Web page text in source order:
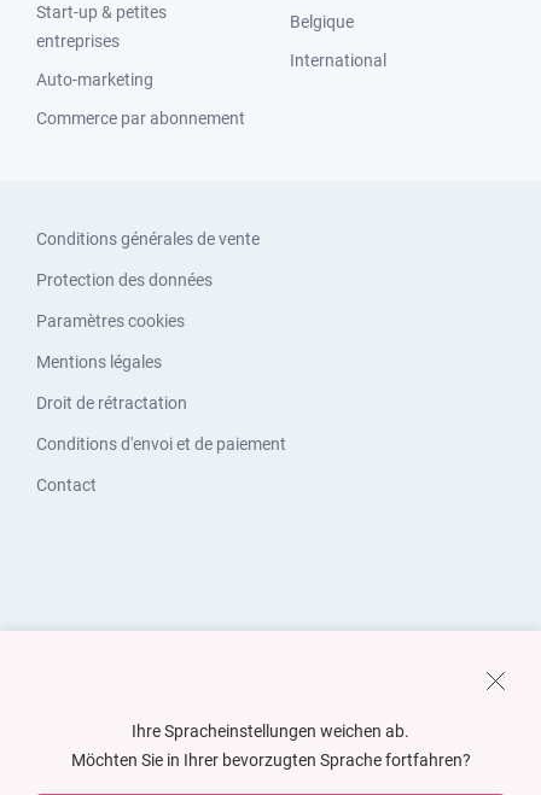
Start-up & petites
entreprises
Auto-marketing
Commerce par abonnement
Belgique
International
Conditions générales de vente
Protection des données
Paramètres cookies
Mentions légales
Droit de rétractation
Conditions d'envoi et de paiement
Contact
Ihre Spracheinstellungen weichen ab.
Möchten Sie in Ihrer bevorzugten Sprache fortfahren?